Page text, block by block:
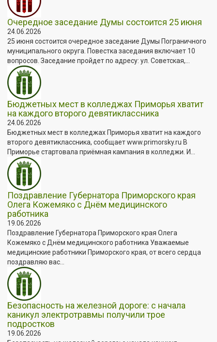
Очередное заседание Думы состоится 25 июня
24.06.2026
25 июня состоится очередное заседание Думы Пограничного
муниципального округа. Повестка заседания включает 10
вопросов. Заседание пройдет по адресу: ул. Советская,...
Бюджетных мест в колледжах Приморья хватит
на каждого второго девятиклассника
24.06.2026
Бюджетных мест в колледжах Приморья хватит на каждого
второго девятиклассника, сообщает www.primorsky.ru В
Приморье стартовала приёмная кампания в колледжи. И...
Поздравление Губернатора Приморского края
Олега Кожемяко с Днём медицинского
работника
19.06.2026
Поздравление Губернатора Приморского края Олега
Кожемяко с Днём медицинского работника Уважаемые
медицинские работники Приморского края, от всего сердца
поздравляю вас...
Безопасность на железной дороге: с начала
каникул электротравмы получили трое
подростков
19.06.2026